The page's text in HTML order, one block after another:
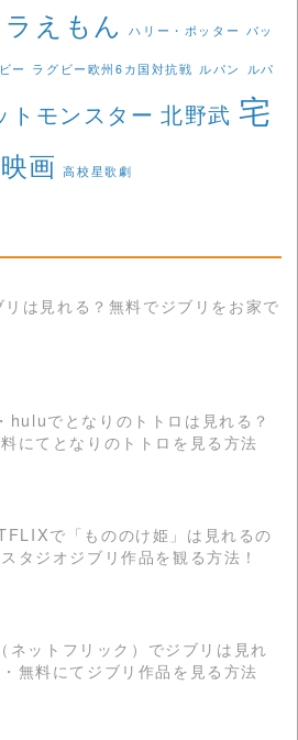
ラえもん ハリー・ポッター バッ
ー ラグビー欧州6カ国対抗戦 ルパン ルパ
トモンスター 北野武 宅
映画 高校星歌劇
は見れる？無料でジブリをお家で
でとなりのトトロは見れる？
にてとなりのトトロを見る方法
で「もののけ姫」は見れるの
タジオジブリ作品を観る方法！
ットフリック）でジブリは見れ
無料にてジブリ作品を見る方法